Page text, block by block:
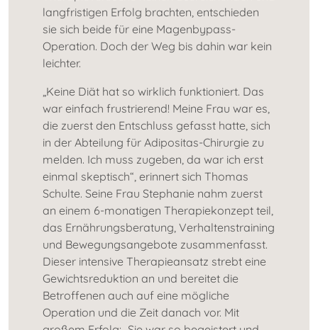
langfristigen Erfolg brachten, entschieden
sie sich beide für eine Magenbypass-
Operation. Doch der Weg bis dahin war kein
leichter.
„Keine Diät hat so wirklich funktioniert. Das
war einfach frustrierend! Meine Frau war es,
die zuerst den Entschluss gefasst hatte, sich
in der Abteilung für Adipositas-Chirurgie zu
melden. Ich muss zugeben, da war ich erst
einmal skeptisch“, erinnert sich Thomas
Schulte. Seine Frau Stephanie nahm zuerst
an einem 6-monatigen Therapiekonzept teil,
das Ernährungsberatung, Verhaltenstraining
und Bewegungsangebote zusammenfasst.
Dieser intensive Therapieansatz strebt eine
Gewichtsreduktion an und bereitet die
Betroffenen auch auf eine mögliche
Operation und die Zeit danach vor. Mit